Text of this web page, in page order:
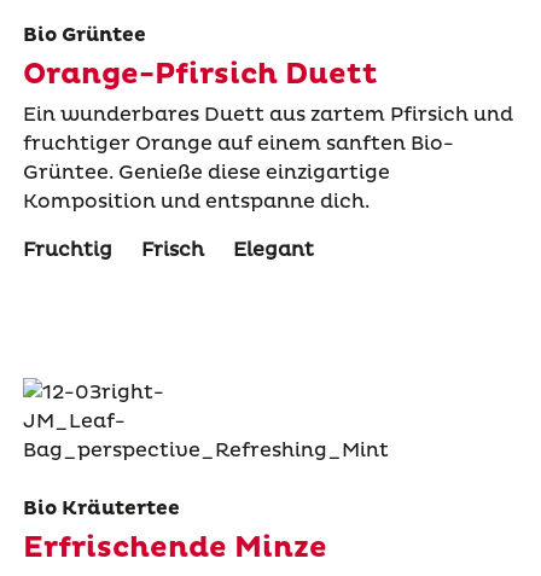
Bio Grüntee
Orange-Pfirsich Duett
Ein wunderbares Duett aus zartem Pfirsich und
fruchtiger Orange auf einem sanften Bio-
Grüntee. Genieße diese einzigartige
Komposition und entspanne dich.
Fruchtig
Frisch Elegant
Bio Kräutertee
Erfrischende Minze